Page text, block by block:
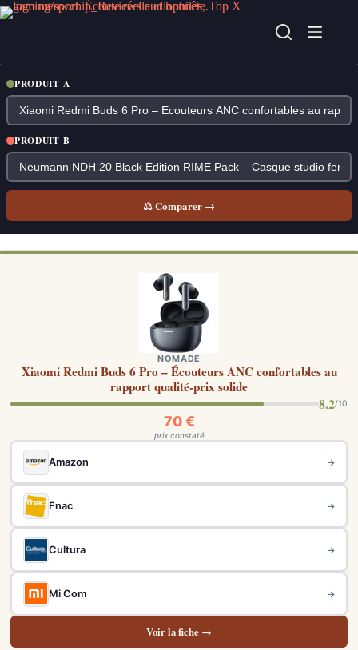
Passer
au
PRODUIT A
PRODUIT B
⚖ Comparer →
NOMADE
Xiaomi Redmi Buds 6 Pro – Écouteurs ANC confortables au
rapport qualité-prix solide
8.2/10
70 €
prix constaté
Amazon →
Fnac →
Cultura →
Mi Com →
Voir la fiche →